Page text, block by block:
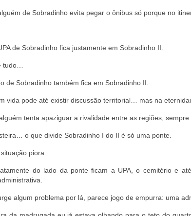
de Sobradinho evita pegar o ônibus só porque no
de Sobradinho fica justamente em Sobradinho II.
tudo…
de Sobradinho também fica em Sobradinho II.
vida pode até existir discussão territorial… mas na
tenta apaziguar a rivalidade entre as regiões,
o que divide Sobradinho I do II é só uma ponte.
piora.
do lado da ponte ficam a UPA, o cemitério e
algum problema por lá, parece jogo de empurra: uma